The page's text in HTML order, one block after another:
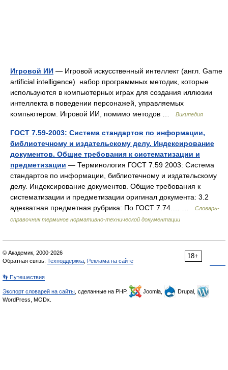
Игровой ИИ — Игровой искусственный интеллект (англ. Game
artificial intelligence) набор программных методик, которые
используются в компьютерных играх для создания иллюзии
интеллекта в поведении персонажей, управляемых
компьютером. Игровой ИИ, помимо методов …
Википедия
ГОСТ 7.59-2003: Система стандартов по информации,
библиотечному и издательскому делу. Индексирование
документов. Общие требования к систематизации и
предметизации — Терминология ГОСТ 7.59 2003: Система
стандартов по информации, библиотечному и издательскому
делу. Индексирование документов. Общие требования к
систематизации и предметизации оригинал документа: 3.2
адекватная предметная рубрика: По ГОСТ 7.74.… …
Словарь-
справочник терминов нормативно-технической документации
18+
© Академик, 2000-2026
Обратная связь: Техподдержка Реклама на сайте
👣 Путешествия
Экспорт словарей на сайты , сделанные на PHP, Joomla,
Drupal,
WordPress, MODx.